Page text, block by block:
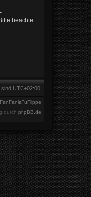
beachte
sind UTC+02:00
FanFanlaTuFlippe
durch phpBB.de